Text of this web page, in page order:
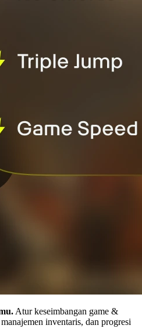
Atur keseimbangan game &
inventaris, dan progresi